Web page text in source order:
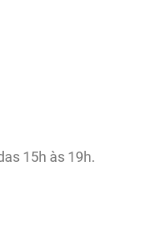
15h às 19h.